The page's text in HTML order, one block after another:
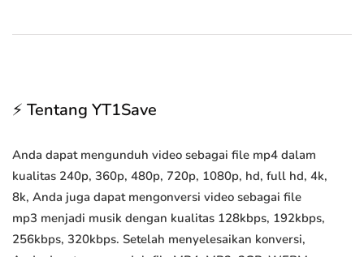
⚡ Tentang YT1Save
Anda dapat mengunduh video sebagai file mp4 dalam
kualitas 240p, 360p, 480p, 720p, 1080p, hd, full hd, 4k,
8k, Anda juga dapat mengonversi video sebagai file
mp3 menjadi musik dengan kualitas 128kbps, 192kbps,
256kbps, 320kbps. Setelah menyelesaikan konversi,